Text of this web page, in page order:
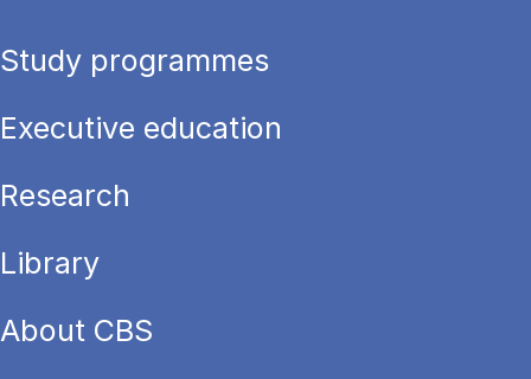
Study programmes
Executive education
Research
Library
About CBS